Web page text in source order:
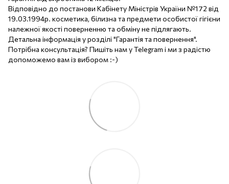
Відповідно до постанови Кабінету Міністрів України №172 від
19.03.1994р. косметика, білизна та предмети особистої гігієни
належної якості поверненню та обміну не підлягають.
Детальна інформація у розділі "Гарантія та повернення".
Потрібна консультація? Пишіть нам у Telegram і ми з радістю
допоможемо вам із вибором :-)